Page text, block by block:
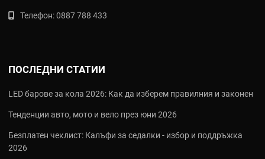
Телефон:0887 788 433
ПОСЛЕДНИ СТАТИИ
LED барове за кола 2026: Как да изберем правилния и законен
Тенденции авто, мото и вело през юни 2026
Безплатен чеклист: Калъфи за седалки - избор и поддръжка
2026